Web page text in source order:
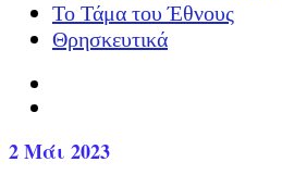
Το Τάμα του Έθνους
Θρησκευτικά
2Μάι 2023